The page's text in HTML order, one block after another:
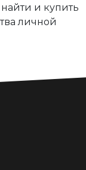
и купить
личной